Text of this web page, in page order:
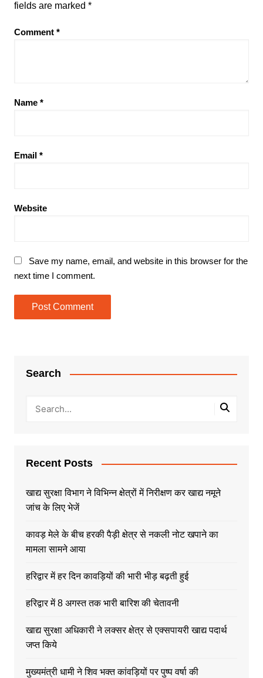
fields are marked *
Comment *
Name *
Email *
Website
Save my name, email, and website in this browser for the
next time I comment.
Search
Recent Posts
खाद्य सुरक्षा विभाग ने विभिन्न क्षेत्रों में निरीक्षण कर खाद्य नमूने
जांच के लिए भेजें
कावड़ मेले के बीच हरकी पैड़ी क्षेत्र से नकली नोट खपाने का
मामला सामने आया
हरिद्वार में हर दिन कावड़ियों की भारी भीड़ बढ़ती हुई
हरिद्वार में 8 अगस्त तक भारी बारिश की चेतावनी
खाद्य सुरक्षा अधिकारी ने लक्सर क्षेत्र से एक्सपायरी खाद्य पदार्थ
जप्त किये
मुख्यमंत्री धामी ने शिव भक्त कांवड़ियों पर पुष्प वर्षा की